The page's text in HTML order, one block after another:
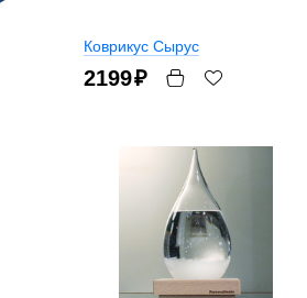
Коврикус Сырус
2199₽